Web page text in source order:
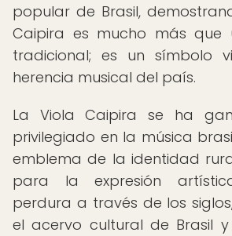
popular de Brasil,
Caipira es mucho más que
tradicional; es un símbolo
herencia musical del país.
La Viola Caipira se ha
privilegiado en la música
emblema de la identidad
para la expresión
perdura a través de los
el acervo cultural de Brasil